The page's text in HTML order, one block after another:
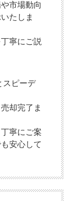
市場動向
たしま
寧にご説
スピーデ
却完了ま
寧にご案
安心して